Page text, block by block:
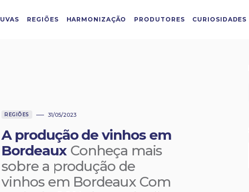
UVAS REGIÕES HARMONIZAÇÃO PRODUTORES CURIOSIDADES
REGIÕES 31/05/2023
A produção de vinhos em
Bordeaux Conheça mais
sobre a produção de
vinhos em Bordeaux Com